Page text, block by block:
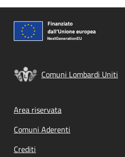
Comuni Lombardi Uniti
Footer menu
Area riservata
Comuni Aderenti
Crediti